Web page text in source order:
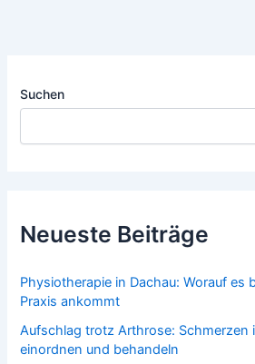
Suchen
Neueste Beiträge
Physiotherapie in Dachau: Worauf es
Praxis ankommt
Aufschlag trotz Arthrose: Schmerzen
einordnen und behandeln